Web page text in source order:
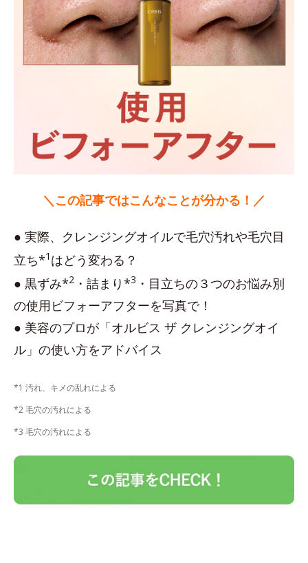
＼この記事ではこんなことが分かる！／
● 実際、クレンジングオイルで毛穴汚れや毛穴目
立ち*1 はどう変わる？
● 黒ずみ*2 ・詰まり*3 ・目立ちの３つのお悩み別
の使用ビフォーアフターを写真で！
● 美容のプロが「オルビス ザ クレンジングオイ
ル」の使い方をアドバイス
*1 汚れ、キメの乱れによる
*2 毛穴の汚れによる
*3 毛穴の汚れによる